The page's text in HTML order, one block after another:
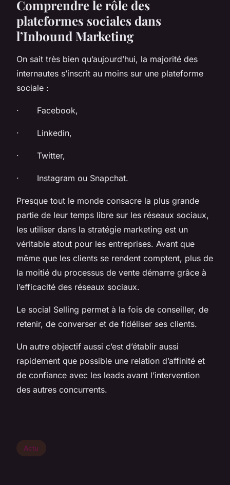
Comprendre le rôle des
plateformes sociales dans
l’Inbound Marketing
On sait très bien qu’aujourd’hui, la majorité des
internautes s’inscrit au moins sur une plateforme
sociale :
· Facebook,
· Linkedin,
· Twitter,
· Instagram ou Snapchat.
Presque tout le monde consacre la plus grande
partie de leur temps libre sur les réseaux sociaux,
les utiliser dans la stratégie marketing est un
véritable atout pour les entreprises. Avant que
même que les clients se rendent comptent, plus de
la moitié du processus de vente démarre grâce à
l’efficacité des réseaux sociaux.
Le social Selling permet à la fois de conseiller, de
retenir, de converser et de fidéliser ses clients.
Un autre objectif aussi c’est d’établir aussi
rapidement que possible une relation d’affinité et
de confiance avec les leads avant l’intervention
des autres concurrents.
Actu